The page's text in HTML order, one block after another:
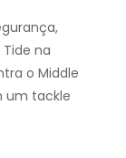
na
o Middle
um tackle